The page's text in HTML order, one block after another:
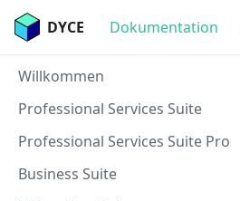
DYCE Dokumentation
Willkommen
Professional Services Suite
Professional Services Suite Pro
Business Suite